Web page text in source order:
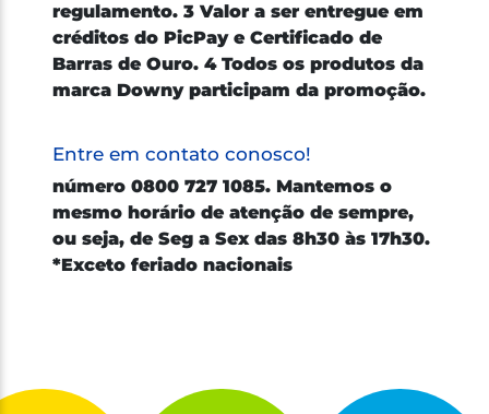
regulamento. 3 Valor a ser entregue em
créditos do PicPay e Certificado de
Barras de Ouro. 4 Todos os produtos da
marca Downy participam da promoção.
Entre em contato conosco!
número 0800 727 1085. Mantemos o
mesmo horário de atenção de sempre,
ou seja, de Seg a Sex das 8h30 às 17h30.
*Exceto feriado nacionais